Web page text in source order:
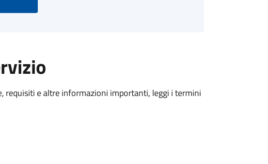
requisiti e altre informazioni importanti, leggi i termini